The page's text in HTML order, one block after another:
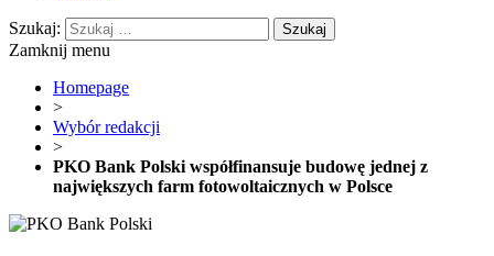
Szukaj:
Zamknij menu
Homepage
>
Wybór redakcji
>
PKO Bank Polski współfinansuje budowę jednej z
największych farm fotowoltaicznych w Polsce